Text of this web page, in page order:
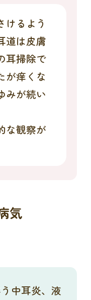
けるよう
道は皮膚
耳掃除で
が痒くな
みが続い
な観察が
気
中耳炎、液